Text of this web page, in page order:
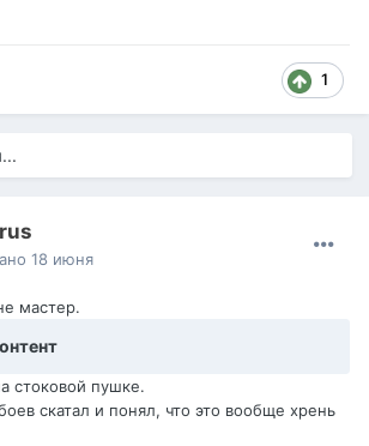
1
18 июня
мастер.
стоковой пушке.
скатал и понял, что это вообще хрень